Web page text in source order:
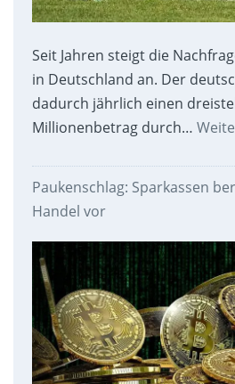
Seit Jahren steigt die
in Deutschland an. Der
dadurch jährlich einen
Millionenbetrag durch…
Paukenschlag: Sparkassen
Handel vor